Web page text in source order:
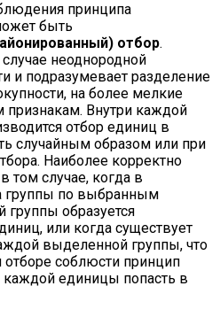
принципа
быть
отбор.
неоднородной
и подразумевает разделение
на более мелкие
Внутри каждой
отбор единиц в
случайным образом или при
Наиболее корректно
том случае, когда в
группы по выбранным
группы образуется
или когда существует
выделенной группы, что
соблюсти принцип
единицы попасть в